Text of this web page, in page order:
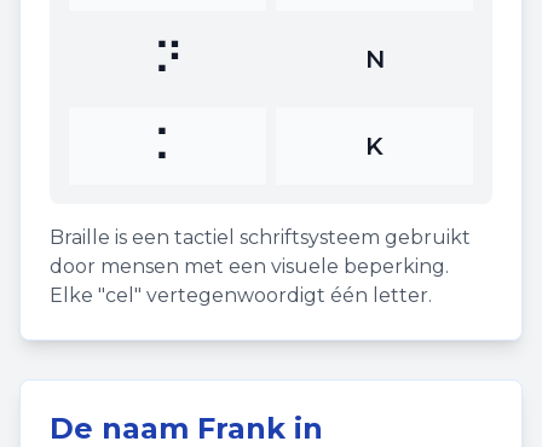
⠝ N
⠅ K
Braille is een tactiel schriftsysteem gebruikt
door mensen met een visuele beperking.
Elke "cel" vertegenwoordigt één letter.
De naam Frank in